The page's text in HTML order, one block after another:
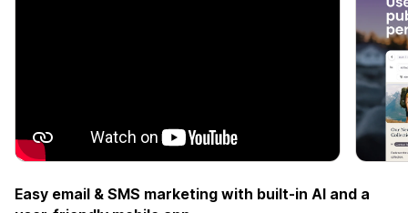
Easy email & SMS marketing with built-in AI and a